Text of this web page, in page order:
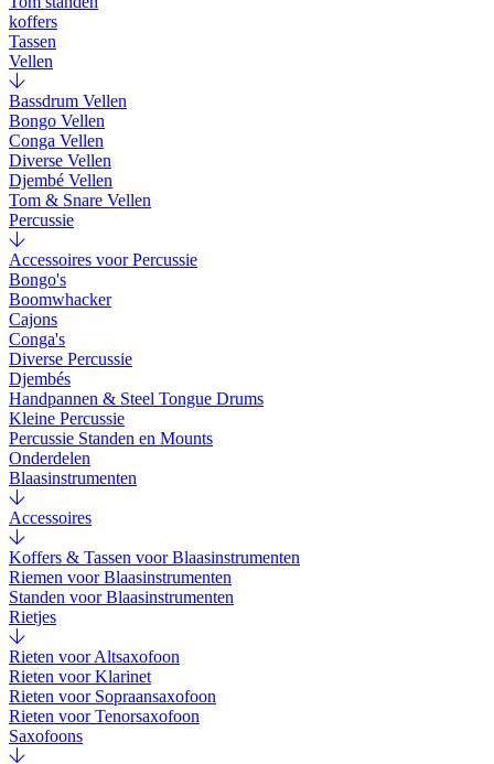
koffers
Tassen
Vellen
Bassdrum Vellen
Bongo Vellen
Conga Vellen
Diverse Vellen
Djembé Vellen
Tom & Snare Vellen
Percussie
Accessoires voor Percussie
Bongo's
Boomwhacker
Cajons
Conga's
Diverse Percussie
Djembés
Handpannen & Steel Tongue Drums
Kleine Percussie
Percussie Standen en Mounts
Onderdelen
Blaasinstrumenten
Accessoires
Koffers & Tassen voor Blaasinstrumenten
Riemen voor Blaasinstrumenten
Standen voor Blaasinstrumenten
Rietjes
Rieten voor Altsaxofoon
Rieten voor Klarinet
Rieten voor Sopraansaxofoon
Rieten voor Tenorsaxofoon
Saxofoons